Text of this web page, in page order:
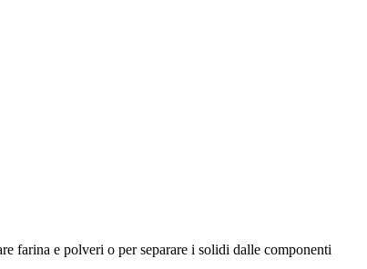
farina e polveri o per separare i solidi dalle componenti